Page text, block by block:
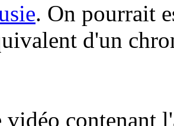
. On pourrait
d'un
contenant